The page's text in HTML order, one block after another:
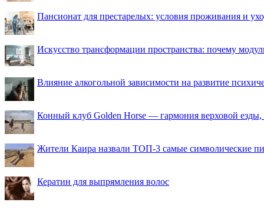
Пансионат для престарелых: условия проживания и
Искусство трансформации пространства: почему
Влияние алкогольной зависимости на развитие
Конный клуб Golden Horse — гармония верховой езды,
Жители Каира назвали ТОП-3 самые символические
Кератин для выпрямления волос